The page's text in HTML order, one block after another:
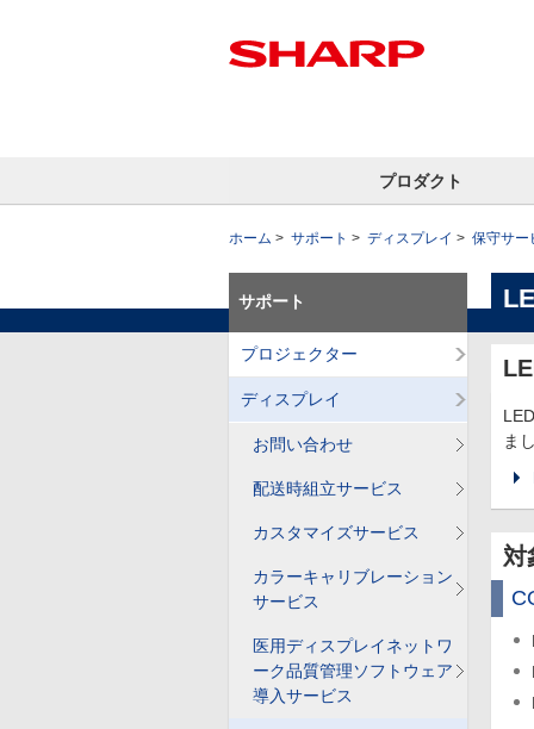
プロダクト
ホーム サポート ディスプレイ 保守サー
ま
対
サポート
プロジェクター
ディスプレイ
お問い合わせ
配送時組立サービス
カスタマイズサービス
カラーキャリブレーション
サービス
医用ディスプレイネットワ
ーク品質管理ソフトウェア
導入サービス